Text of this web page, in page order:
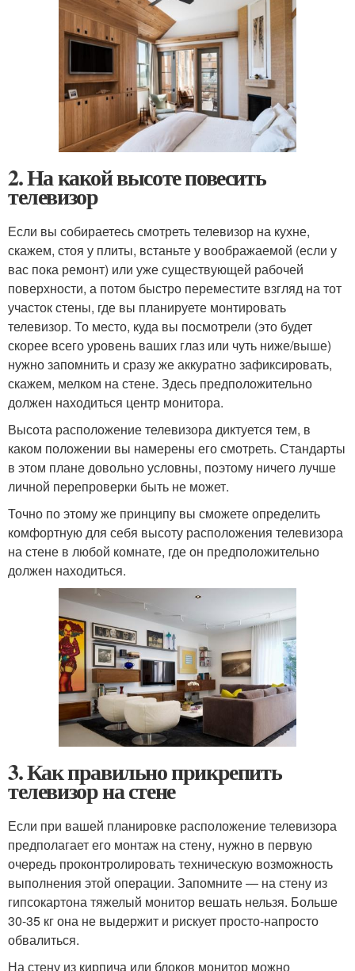
2. На какой высоте повесить
телевизор
Если вы собираетесь смотреть телевизор на кухне,
скажем, стоя у плиты, встаньте у воображаемой (если у
вас пока ремонт) или уже существующей рабочей
поверхности, а потом быстро переместите взгляд на тот
участок стены, где вы планируете монтировать
телевизор. То место, куда вы посмотрели (это будет
скорее всего уровень ваших глаз или чуть ниже/выше)
нужно запомнить и сразу же аккуратно зафиксировать,
скажем, мелком на стене. Здесь предположительно
должен находиться центр монитора.
Высота расположение телевизора диктуется тем, в
каком положении вы намерены его смотреть. Стандарты
в этом плане довольно условны, поэтому ничего лучше
личной перепроверки быть не может.
Точно по этому же принципу вы сможете определить
комфортную для себя высоту расположения телевизора
на стене в любой комнате, где он предположительно
должен находиться.
3. Как правильно прикрепить
телевизор на стене
Если при вашей планировке расположение телевизора
предполагает его монтаж на стену, нужно в первую
очередь проконтролировать техническую возможность
выполнения этой операции. Запомните — на стену из
гипсокартона тяжелый монитор вешать нельзя. Больше
30-35 кг она не выдержит и рискует просто-напросто
обвалиться.
На стену из кирпича или блоков монитор можно